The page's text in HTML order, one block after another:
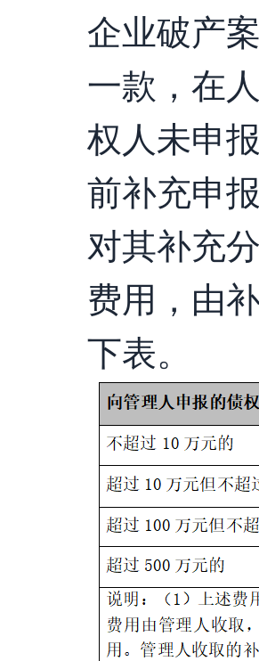
企业破产
一款，在
权人未申
前补充申
对其补充
费用，由
下表。